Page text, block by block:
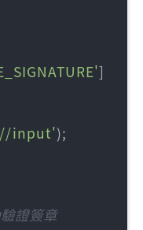
]
input');
證簽章